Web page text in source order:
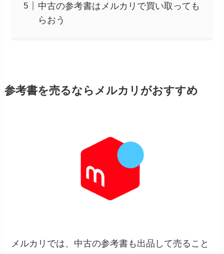
中古の参考書はメルカリで買い取っても
らおう
参考書を売るならメルカリがおすすめ
メルカリでは、中古の参考書も出品して売ること